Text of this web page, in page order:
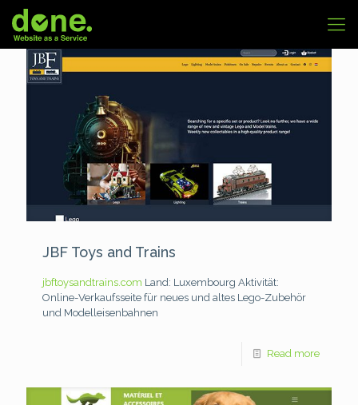
JBF Toys and Trains
jbftoysandtrains.com Land: Luxembourg Aktivität:
Online-Verkaufsseite für neues und altes Lego-Zubehör
und Modelleisenbahnen
Read more